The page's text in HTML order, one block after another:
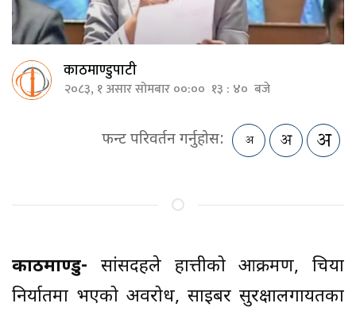
काठमाण्डुपाटी
२०८३, १ असार सोमबार ००:०० १३ : ४० बजे
फन्ट परिवर्तन गर्नुहोस:
काठमाण्डु- सांसदहरुले हात्तीको आक्रमण, चिया
निर्यातमा भएको अवरोध, साइबर सुरक्षालगायतका